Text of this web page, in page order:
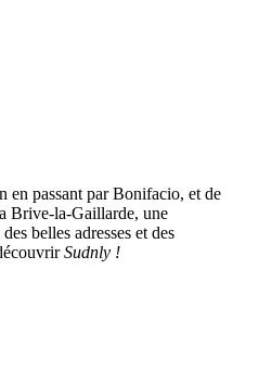
en passant par Bonifacio, et de
Brive-la-Gaillarde, une
belles adresses et des
Sudnly !